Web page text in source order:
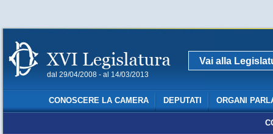
dal 29/04/2008 - al 14/03/2013
Vai alla
CONOSCERE LA CAMERA DEPUTATI ORGANI